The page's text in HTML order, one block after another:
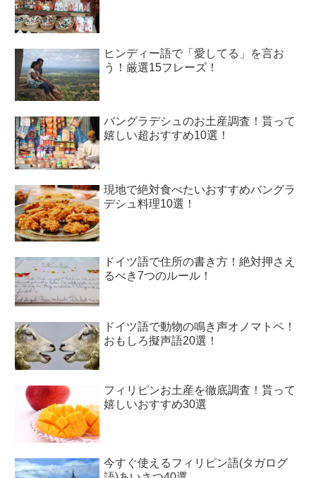
ヒンディー語で「愛してる」を言お
う！厳選15フレーズ！
バングラデシュのお土産調査！貰って
嬉しい超おすすめ10選！
現地で絶対食べたいおすすめバングラ
デシュ料理10選！
ドイツ語で住所の書き方！絶対押さえ
るべき7つのルール！
ドイツ語で動物の鳴き声オノマトペ！
おもしろ擬声語20選！
フィリピンお土産を徹底調査！貰って
嬉しいおすすめ30選
今すぐ使えるフィリピン語(タガログ